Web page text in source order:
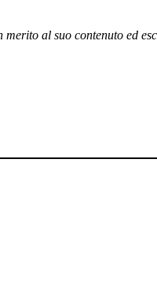
al suo contenuto ed